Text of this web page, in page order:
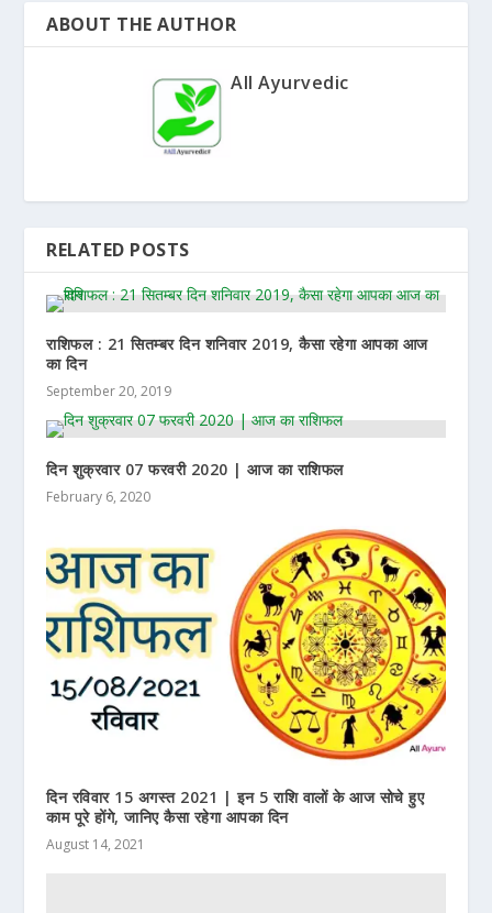
ABOUT THE AUTHOR
All Ayurvedic
RELATED POSTS
राशिफल : 21 सितम्बर दिन शनिवार 2019, कैसा रहेगा आपका आज
का दिन
September 20, 2019
दिन शुक्रवार 07 फरवरी 2020 | आज का राशिफल
February 6, 2020
दिन रविवार 15 अगस्त 2021 | इन 5 राशि वालों के आज सोचे हुए
काम पूरे होंगे, जानिए कैसा रहेगा आपका दिन
August 14, 2021